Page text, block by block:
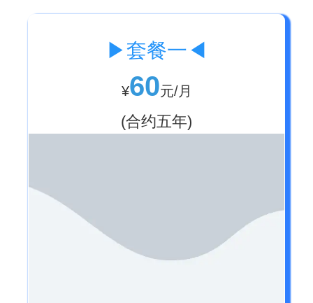
▶套餐一◀
¥60元/月
(合约五年)